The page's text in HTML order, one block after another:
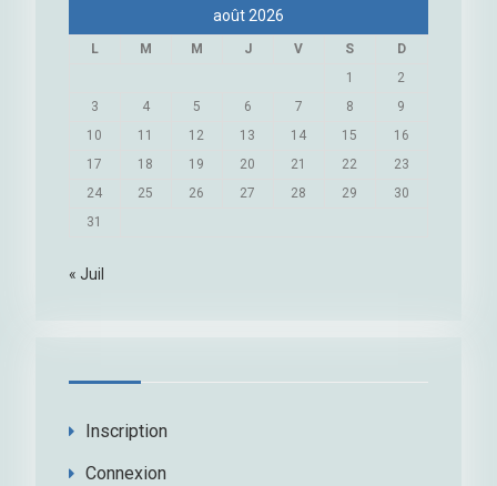
août 2026
L M M J V S
D
1
2
3
4 5 6 7 8
9
10
11 12 13 14 15
16
17
18 19 20 21 22
23
24
25 26 27 28 29
30
31
« Juil
Inscription
Connexion